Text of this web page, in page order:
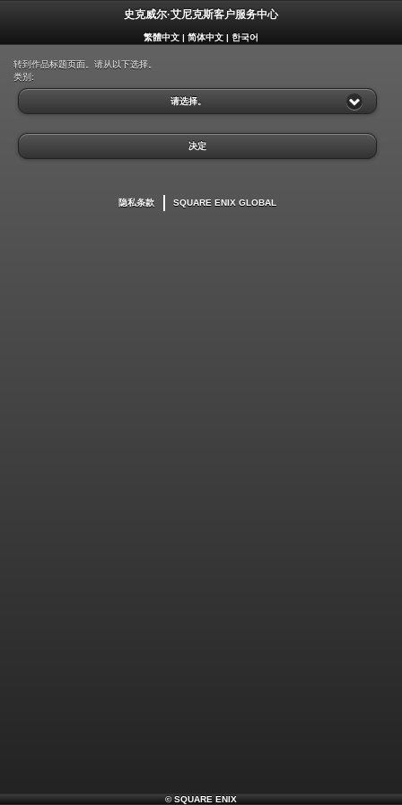
史克威尔·艾尼克斯客户服务中心
繁體中文 | 简体中文 | 한국어
转到作品标题页面。请从以下选择。
类别:
请选择。
决定
隐私条款 SQUARE ENIX GLOBAL
©SQUARE ENIX